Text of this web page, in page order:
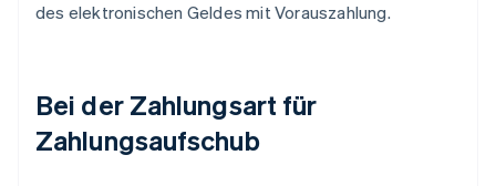
des elektronischen Geldes mit Vorauszahlung.
Bei der Zahlungsart für
Zahlungsaufschub